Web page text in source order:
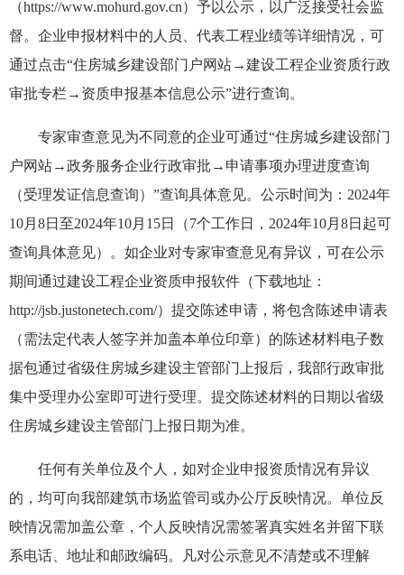
（https://www.mohurd.gov.cn）予以公示，以广泛接受社会监
督。企业申报材料中的人员、代表工程业绩等详细情况，可
通过点击“住房城乡建设部门户网站→建设工程企业资质行政
审批专栏→资质申报基本信息公示”进行查询。
专家审查意见为不同意的企业可通过“住房城乡建设部门
户网站→政务服务企业行政审批→申请事项办理进度查询
（受理发证信息查询）”查询具体意见。公示时间为：2024年
10月8日至2024年10月15日（7个工作日，2024年10月8日起可
查询具体意见）。如企业对专家审查意见有异议，可在公示
期间通过建设工程企业资质申报软件（下载地址：
http://jsb.justonetech.com/）提交陈述申请，将包含陈述申请表
（需法定代表人签字并加盖本单位印章）的陈述材料电子数
据包通过省级住房城乡建设主管部门上报后，我部行政审批
集中受理办公室即可进行受理。提交陈述材料的日期以省级
住房城乡建设主管部门上报日期为准。
任何有关单位及个人，如对企业申报资质情况有异议
的，均可向我部建筑市场监管司或办公厅反映情况。单位反
映情况需加盖公章，个人反映情况需签署真实姓名并留下联
系电话、地址和邮政编码。凡对公示意见不清楚或不理解